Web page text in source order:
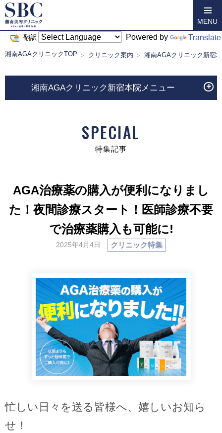
翻訳 Powered by Translate
MENU
湘南AGAクリニックTOP クリニック案内 湘南AGAクリニック新宿
湘南AGAクリニック新宿本院メニュー
SPECIAL
特集記事
AGA治療薬の購入が便利になりまし
た！夜間診療スタート！医師診療不要
で治療薬購入も可能に!
2025年4月4日 クリニック特集
忙しい日々を送る皆様へ、嬉しいお知ら
せ！